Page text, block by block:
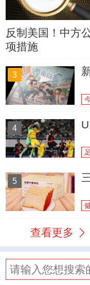
反制美国！中方
项措施
3
4
5
查看更多